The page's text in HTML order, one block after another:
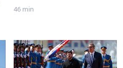
46 min